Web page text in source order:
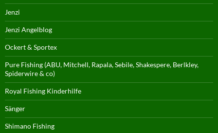
Jenzi
Jenzi Angelblog
Ockert & Sportex
Pure Fishing (ABU, Mitchell, Rapala, Sebile, Shakespere, Berlkley,
Spiderwire & co)
Royal Fishing Kinderhilfe
Sänger
Shimano Fishing